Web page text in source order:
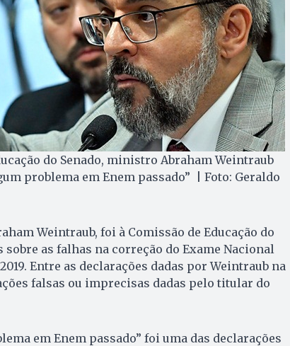
do Senado, ministro Abraham Weintraub
problema em Enem passado” | Foto: Geraldo
Weintraub, foi à Comissão de Educação do
sobre as falhas na correção do Exame Nacional
Entre as declarações dadas por Weintraub na
falsas ou imprecisas dadas pelo titular do
em Enem passado” foi uma das declarações